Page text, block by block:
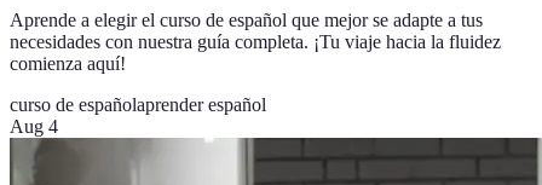
Aprende a elegir el curso de español que mejor se adapte a tus
necesidades con nuestra guía completa. ¡Tu viaje hacia la fluidez
comienza aquí!
curso de españolaprender español
Aug 4